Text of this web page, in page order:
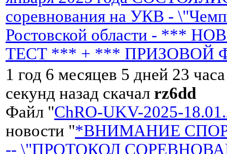
соревнования на УКВ -
Ростовской области - ***
ТЕСТ *** + *** ПРИЗОВОЙ
1 год 6 месяцев 5 дней 23
секунд назад скачал rz6dd
Файл "ChRO-UKV-2025-
новости "*ВНИМАНИЕ
-- \"ПРОТОКОЛ